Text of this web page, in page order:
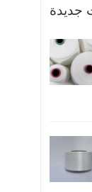
جديدة